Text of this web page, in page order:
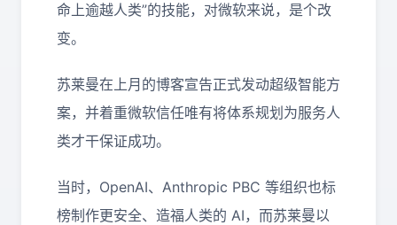
命上逾越人类”的技能，对微软来说，是个改
变。
苏莱曼在上月的博客宣告正式发动超级智能方
案，并着重微软信任唯有将体系规划为服务人
类才干保证成功。
当时，OpenAI、Anthropic PBC 等组织也标
榜制作更安全、造福人类的 AI，而苏莱曼以